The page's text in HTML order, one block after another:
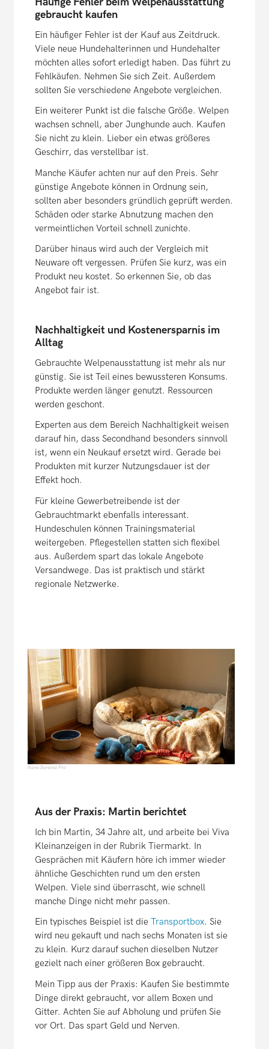
gebraucht kaufen
Ein häufiger Fehler ist der Kauf aus Zeitdruck.
Viele neue Hundehalterinnen und Hundehalter
möchten alles sofort erledigt haben. Das führt zu
Fehlkäufen. Nehmen Sie sich Zeit. Außerdem
sollten Sie verschiedene Angebote vergleichen.
Ein weiterer Punkt ist die falsche Größe. Welpen
wachsen schnell, aber Junghunde auch. Kaufen
Sie nicht zu klein. Lieber ein etwas größeres
Geschirr, das verstellbar ist.
Manche Käufer achten nur auf den Preis. Sehr
günstige Angebote können in Ordnung sein,
sollten aber besonders gründlich geprüft werden.
Schäden oder starke Abnutzung machen den
vermeintlichen Vorteil schnell zunichte.
Darüber hinaus wird auch der Vergleich mit
Neuware oft vergessen. Prüfen Sie kurz, was ein
Produkt neu kostet. So erkennen Sie, ob das
Angebot fair ist.
Nachhaltigkeit und Kostenersparnis im
Alltag
Gebrauchte Welpenausstattung ist mehr als nur
günstig. Sie ist Teil eines bewussteren Konsums.
Produkte werden länger genutzt. Ressourcen
werden geschont.
Experten aus dem Bereich Nachhaltigkeit weisen
darauf hin, dass Secondhand besonders sinnvoll
ist, wenn ein Neukauf ersetzt wird. Gerade bei
Produkten mit kurzer Nutzungsdauer ist der
Effekt hoch.
Für kleine Gewerbetreibende ist der
Gebrauchtmarkt ebenfalls interessant.
Hundeschulen können Trainingsmaterial
weitergeben. Pflegestellen statten sich flexibel
aus. Außerdem spart das lokale Angebote
Versandwege. Das ist praktisch und stärkt
regionale Netzwerke.
Nano Banana Pro
Aus der Praxis: Martin berichtet
Ich bin Martin, 34 Jahre alt, und arbeite bei Viva
Kleinanzeigen in der Rubrik Tiermarkt. In
Gesprächen mit Käufern höre ich immer wieder
ähnliche Geschichten rund um den ersten
Welpen. Viele sind überrascht, wie schnell
manche Dinge nicht mehr passen.
Ein typisches Beispiel ist die Transportbox. Sie
wird neu gekauft und nach sechs Monaten ist sie
zu klein. Kurz darauf suchen dieselben Nutzer
gezielt nach einer größeren Box gebraucht.
Mein Tipp aus der Praxis: Kaufen Sie bestimmte
Dinge direkt gebraucht, vor allem Boxen und
Gitter. Achten Sie auf Abholung und prüfen Sie
vor Ort. Das spart Geld und Nerven.